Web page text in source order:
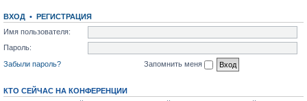
ВХОД • РЕГИСТРАЦИЯ
Имя пользователя:
Пароль:
Забыли пароль?
Запомнить меня
КТО СЕЙЧАС НА КОНФЕРЕНЦИИ